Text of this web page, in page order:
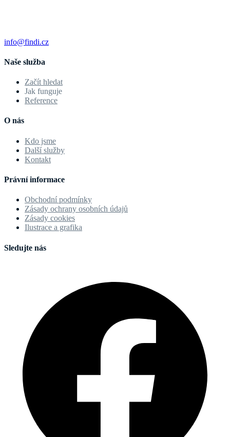
info@findi.cz
Naše služba
Začít hledat
Jak funguje
Reference
O nás
Kdo jsme
Další služby
Kontakt
Právní informace
Obchodní podmínky
Zásady ochrany osobních údajů
Zásady cookies
Ilustrace a grafika
Sledujte nás